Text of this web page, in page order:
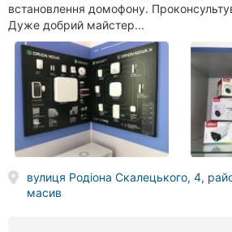
встановлення домофону.
Дуже добрий майстер...
вулиця Родіона Скалецького, 4,
масив